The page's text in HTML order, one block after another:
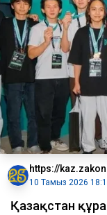
https://
10 Тамыз 2026
Қазақстан